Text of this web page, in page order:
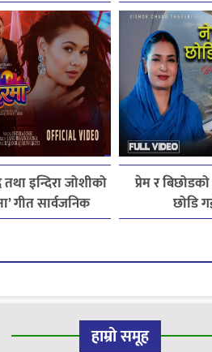
इन्दिरा जोशीको
गीत सार्वजनिक
प्रेम र
छोडि
हाम्रो समूह